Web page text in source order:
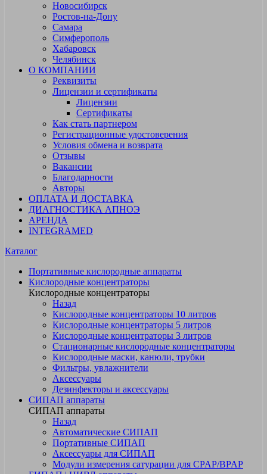
Новосибирск
Ростов-на-Дону
Самара
Симферополь
Хабаровск
Челябинск
О КОМПАНИИ
Реквизиты
Лицензии и сертификаты
Лицензии
Сертификаты
Как стать партнером
Регистрационные удостоверения
Условия обмена и возврата
Отзывы
Вакансии
Благодарности
Авторы
ОПЛАТА И ДОСТАВКА
ДИАГНОСТИКА АПНОЭ
АРЕНДА
INTEGRAMED
Каталог
Портативные кислородные аппараты
Кислородные концентраторы
Кислородные концентраторы
Назад
Кислородные концентраторы 10 литров
Кислородные концентраторы 5 литров
Кислородные концентраторы 3 литров
Стационарные кислородные концентраторы
Кислородные маски, канюли, трубки
Фильтры, увлажнители
Аксессуары
Дезинфекторы и аксессуары
СИПАП аппараты
СИПАП аппараты
Назад
Автоматические СИПАП
Портативные СИПАП
Аксессуары для СИПАП
Модули измерения сатурации для CPAP/BPAP